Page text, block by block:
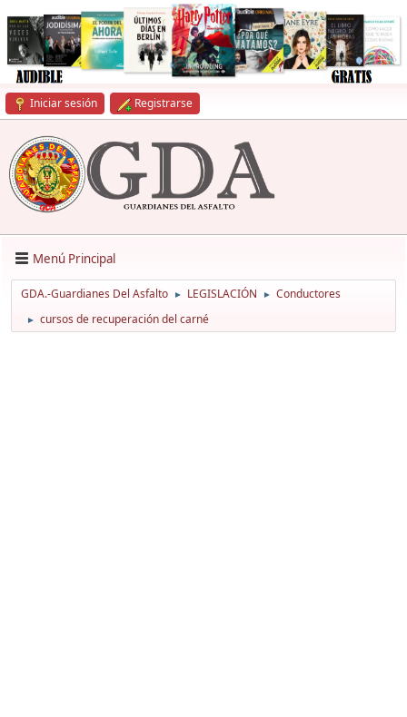
Iniciar sesión Registrarse
Menú Principal
GDA.-Guardianes Del Asfalto ► LEGISLACIÓN ► Conductores
► cursos de recuperación del carné